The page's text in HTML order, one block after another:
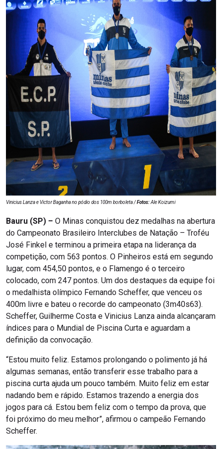
Vinicius Lanza e Victor Baganha no pódio dos 100m borboleta /Fotos:Ale Koizumi
Bauru (SP) – O Minas conquistou dez medalhas na abertura
do Campeonato Brasileiro Interclubes de Natação – Troféu
José Finkel e terminou a primeira etapa na liderança da
competição, com 563 pontos. O Pinheiros está em segundo
lugar, com 454,50 pontos, e o Flamengo é o terceiro
colocado, com 247 pontos. Um dos destaques da equipe foi
o medalhista olímpico Fernando Scheffer, que venceu os
400m livre e bateu o recorde do campeonato (3m40s63).
Scheffer, Guilherme Costa e Vinicius Lanza ainda alcançaram
índices para o Mundial de Piscina Curta e aguardam a
definição da convocação.
“Estou muito feliz. Estamos prolongando o polimento já há
algumas semanas, então transferir esse trabalho para a
piscina curta ajuda um pouco também. Muito feliz em estar
nadando bem e rápido. Estamos trazendo a energia dos
jogos para cá. Estou bem feliz com o tempo da prova, que
foi próximo do meu melhor”, afirmou o campeão Fernando
Scheffer.